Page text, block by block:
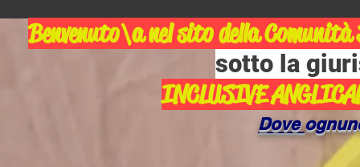
Benvenuto\a nel sito della
sotto la
INCLUSIVE
Dove